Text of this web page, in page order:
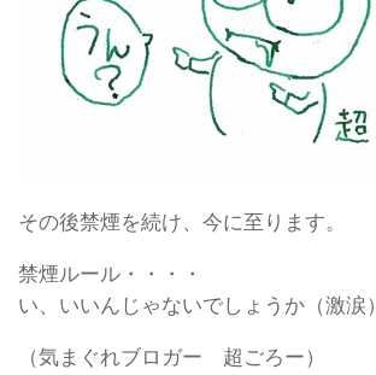
その後禁煙を続け、今に至ります。
禁煙ルール・・・・
い、いいんじゃないでしょうか（激涙）
（気まぐれブロガー 超ごろー）